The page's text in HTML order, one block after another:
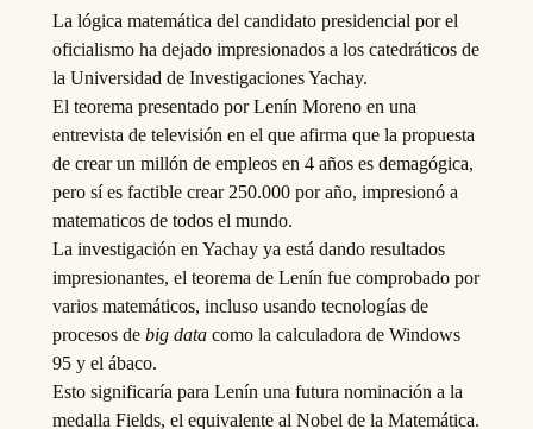
La lógica matemática del candidato presidencial por el
oficialismo ha dejado impresionados a los catedráticos de
la Universidad de Investigaciones Yachay.
El teorema presentado por Lenín Moreno en una
entrevista de televisión en el que afirma que la propuesta
de crear un millón de empleos en 4 años es demagógica,
pero sí es factible crear 250.000 por año, impresionó a
matematicos de todos el mundo.
La investigación en Yachay ya está dandoresultados
impresionantes, el teorema de Lenín fue comprobado por
varios matemáticos, incluso usando tecnologías de
procesos de big datacomo la calculadora de Windows
95 y el ábaco.
Esto significaría para Lenín una futura nominación a la
medalla Fields, el equivalente al Nobel de la Matemática.